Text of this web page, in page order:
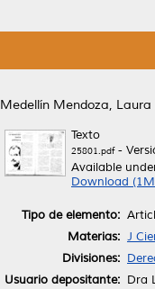
Medellín Mendoza, Laura
Texto
25801.pdf-
Available
Download
Tipo de elemento:
Materias: J
Divisiones:
Usuario depositante: Dra